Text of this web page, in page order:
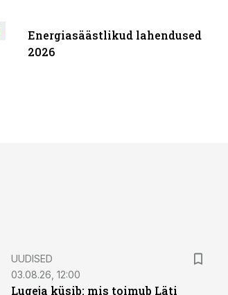
Energiasäästlikud lahendused
2026
UUDISED
03.08.26, 12:00
Lugeja küsib: mis toimub Läti